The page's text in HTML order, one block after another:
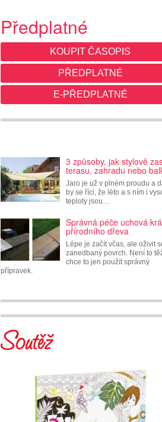
Předplatné
KOUPIT ČASOPIS
PŘEDPLATNÉ
E-PŘEDPLATNÉ
3 způsoby, jak stylově
terasu, zahradu nebo
Jaro je už v plném proudu a
by se říci, že léto a s ním i
teploty jsou…
Správná péče uchová
přírodního dřeva
Lépe je začít včas, ale oživit
zanedbaný povrch. Není to
chce to jen použít správný
přípravek.